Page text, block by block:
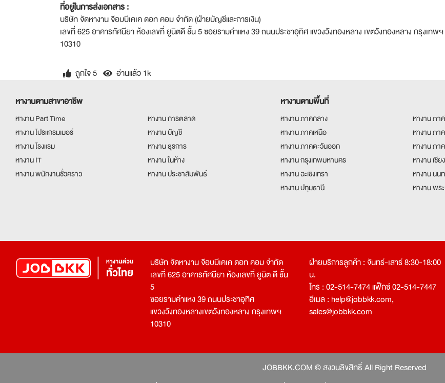
ที่อยู่ในการส่งเอกสาร :
บริษัท จัดหางาน จ๊อบบีเคเค ดอท คอม จำกัด (ฝ่ายบัญชีและการเงิน)
เลขที่ 625 อาคารทัศนียา ห้องเลขที่ ยูนิตดี ชั้น 5 ซอยรามคำแหง 39 ถนนประชาอุทิศ แขวงวังทองหลาง เขตวังทองหลาง กรุงเทพฯ
10310
ถูกใจ 5 อ่านแล้ว 1k
หางานตามสาขาอาชีพ
หางาน Part Time
หางาน การตลาด
หางาน โปรแกรมเมอร์
หางาน บัญชี
หางาน โรงแรม
หางาน ธุรการ
หางาน IT
หางาน ในห้าง
หางาน พนักงานชั่วคราว
หางาน ประชาสัมพันธ์
หางานตามพื้นที่
หางาน ภาคกลาง
หางาน ภา
หางาน ภาคเหนือ
หางาน ภา
หางาน ภาคตะวันออก
หางาน ภา
หางาน กรุงเทพมหานคร
หางาน เชีย
หางาน ฉะเชิงเทรา
หางาน นน
หางาน ปทุมธานี
หางาน พร
บริษัท จัดหางาน จ๊อบบีเคเค ดอท คอม จำกัด
เลขที่ 625 อาคารทัศนียา ห้องเลขที่ ยูนิต ดี ชั้น
5
ซอยรามคำแหง 39 ถนนประชาอุทิศ
แขวงวังทองหลางเขตวังทองหลาง กรุงเทพฯ
10310
ฝ่ายบริการลูกค้า : จันทร์-เสาร์ 8:30-18:00
น.
โทร : 02-514-7474 แฟ็กซ์ 02-514-7447
อีเมล : help@jobbkk.com,
sales@jobbkk.com
JOBBKK.COM © สงวนลิขสิทธิ์ All Right Reserved